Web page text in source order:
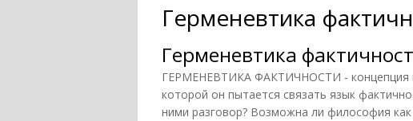
Герменевтика
Герменевтика
ГЕРМЕНЕВТИКА ФАКТИЧНОСТИ - концепция
которой он пытается связать язык
ними разговор? Возможна ли философия